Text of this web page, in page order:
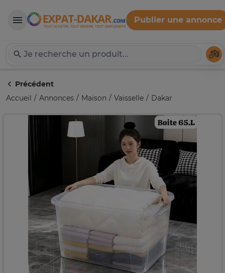
Expat-Dakar
Publier une annonce
Précédent
Accueil
Annonces Maison Vaisselle Dakar